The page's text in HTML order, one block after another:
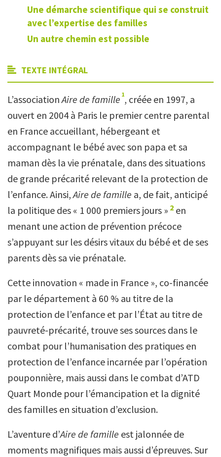
Une démarche scientifique qui se construit
avec l’expertise des familles
Un autre chemin est possible
TEXTE INTÉGRAL
L’associationAire de famille 1, créée en 1997, a
ouvert en 2004 à Paris le premier centre parental
en France accueillant, hébergeant et
accompagnant le bébé avec son papa et sa
maman dès la vie prénatale, dans des situations
de grande précarité relevant de la protection de
l’enfance. Ainsi,Aire de famille a, de fait, anticipé
la politique des « 1 000 premiers jours » 2 en
menant une action de prévention précoce
s’appuyant sur les désirs vitaux du bébé et de ses
parents dès sa vie prénatale.
Cette innovation « made in France », co-financée
par le département à 60 % au titre de la
protection de l’enfance et par l’État au titre de
pauvreté-précarité, trouve ses sources dans le
combat pour l’humanisation des pratiques en
protection de l’enfance incarnée par l’opération
pouponnière, mais aussi dans le combat d’ATD
Quart Monde pour l’émancipation et la dignité
des familles en situation d’exclusion.
L’aventure d’Aire de famille est jalonnée de
moments magnifiques mais aussi d’épreuves. Sur